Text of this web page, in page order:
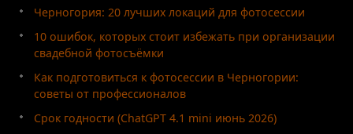
Черногория: 20 лучших локаций для фотосессии
10 ошибок, которых стоит избежать при организации
свадебной фотосъёмки
Как подготовиться к фотосессии в Черногории:
советы от профессионалов
Срок годности (ChatGPT 4.1 mini июнь 2026)